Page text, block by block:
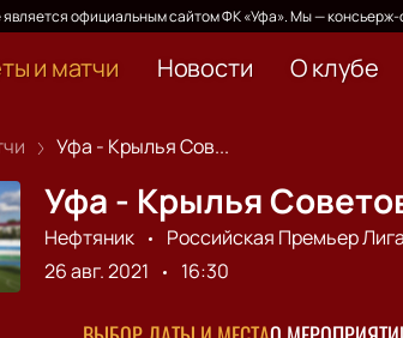
официальным сайтом ФК «Уфа». Мы —
и матчи Новости О клубе
Уфа - Крылья Сов...
Уфа - Крылья
Нефтяник Российская Премьер Лига
26 авг. 2021
16:30